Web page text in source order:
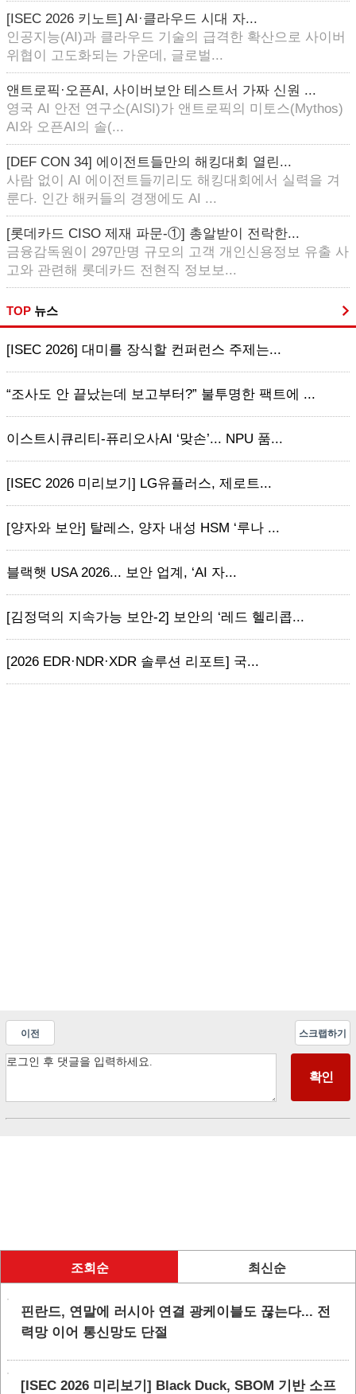
[ISEC 2026 키노트] AI·클라우드 시대 자...
인공지능(AI)과 클라우드 기술의 급격한 확산으로 사이버
위협이 고도화되는 가운데, 글로벌...
앤트로픽·오픈AI, 사이버보안 테스트서 가짜 신원 ...
영국 AI 안전 연구소(AISI)가 앤트로픽의 미토스(Mythos)
AI와 오픈AI의 솔(...
[DEF CON 34] 에이전트들만의 해킹대회 열린...
사람 없이 AI 에이전트들끼리도 해킹대회에서 실력을 겨
룬다. 인간 해커들의 경쟁에도 AI ...
[롯데카드 CISO 제재 파문-①] 총알받이 전락한...
금융감독원이 297만명 규모의 고객 개인신용정보 유출 사
고와 관련해 롯데카드 전현직 정보보...
TOP 뉴스
[ISEC 2026] 대미를 장식할 컨퍼런스 주제는...
“조사도 안 끝났는데 보고부터?” 불투명한 팩트에 ...
이스트시큐리티-퓨리오사AI ‘맞손’... NPU 품...
[ISEC 2026 미리보기] LG유플러스, 제로트...
[양자와 보안] 탈레스, 양자 내성 HSM ‘루나 ...
블랙햇 USA 2026... 보안 업계, ‘AI 자...
[김정덕의 지속가능 보안-2] 보안의 ‘레드 헬리콥...
[2026 EDR·NDR·XDR 솔루션 리포트] 국...
이전 스크랩하기
조회순 최신순
핀란드, 연말에 러시아 연결 광케이블도 끊는다... 전
력망 이어 통신망도 단절
[ISEC 2026 미리보기] Black Duck, SBOM 기반 소프